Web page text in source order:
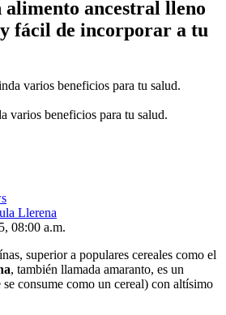
alimento ancestral lleno
fácil de incorporar a tu
varios beneficios para tu salud.
Llerena
08:00 a.m.
superior a populares cereales como el
, también llamada amaranto, es un
consume como un cereal) con altísimo